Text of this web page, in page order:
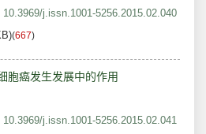
10.3969/j.issn.1001-5256.2015.02.040
(667)
胞癌发生发展中的作用
10.3969/j.issn.1001-5256.2015.02.041